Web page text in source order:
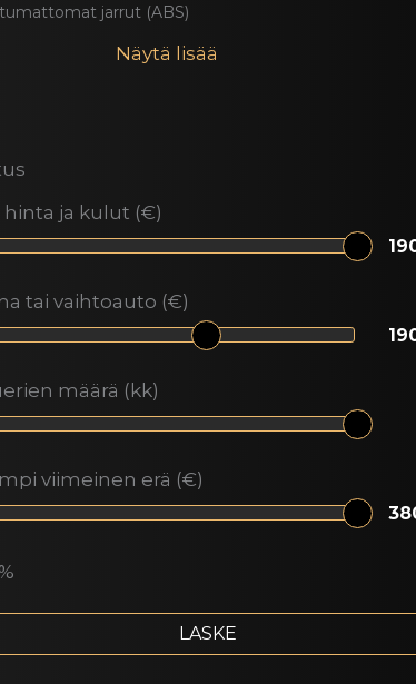
jarrut (ABS)
Näytä lisää
ja kulut (€)
tai vaihtoauto (€)
määrä (kk)
viimeinen erä (€)
LASKE